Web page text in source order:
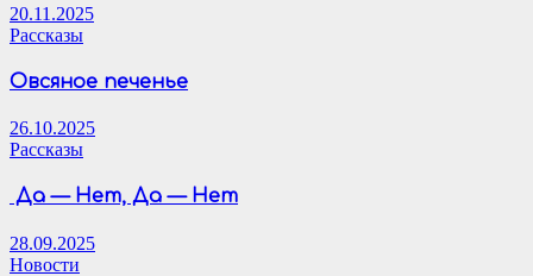
20.11.2025
Рассказы
Овсяное печенье
26.10.2025
Рассказы
Да — Нет, Да — Нет
28.09.2025
Новости